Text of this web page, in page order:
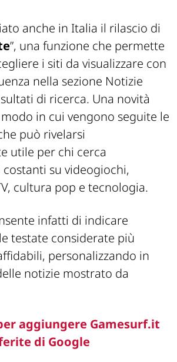
anche in Italia il rilascio di
”, una funzione che permette
i siti da visualizzare con
nella sezione Notizie
di ricerca. Una novità
in cui vengono seguite le
può rivelarsi
utile per chi cerca
su videogiochi,
cultura pop e tecnologia.
infatti di indicare
testate considerate più
personalizzando in
notizie mostrato da
aggiungere Gamesurf.it
di Google